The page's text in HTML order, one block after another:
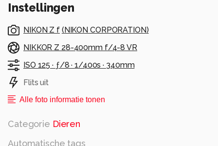
Instellingen
NIKON Z f ( NIKON CORPORATION)
NIKKOR Z 28-400mm f/4-8 VR
ISO 125 · ƒ/8 ·1/400s · 340mm
Flits uit
Alle foto informatie tonen
Categorie Dieren
Automatische tags